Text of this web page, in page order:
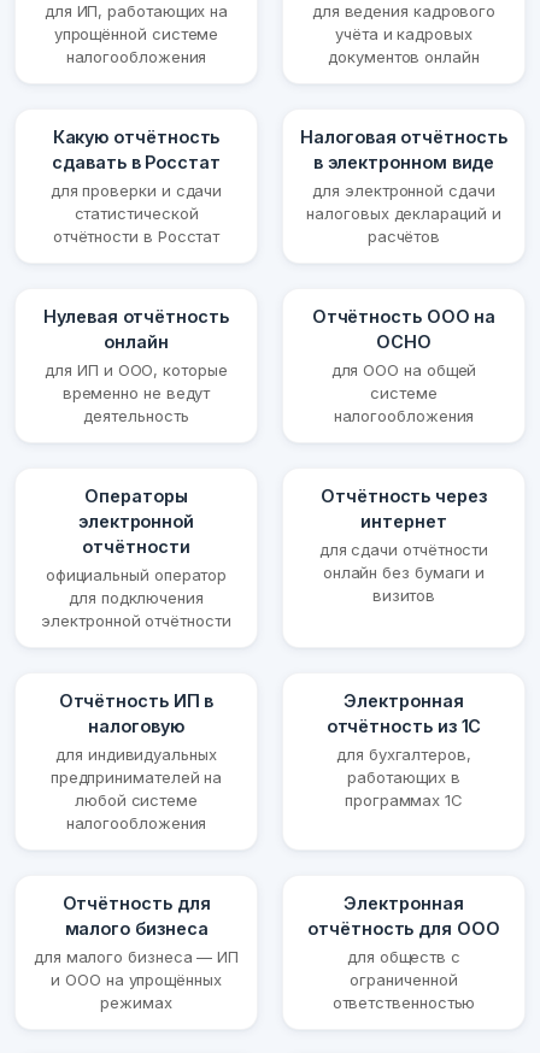
для ИП, работающих на
упрощённой системе
налогообложения
для ведения кадрового
учёта и кадровых
документов онлайн
Какую отчётность
сдавать в Росстат
для проверки и сдачи
статистической
отчётности в Росстат
Налоговая отчётность
в электронном виде
для электронной сдачи
налоговых деклараций и
расчётов
Нулевая отчётность
онлайн
для ИП и ООО, которые
временно не ведут
деятельность
Отчётность ООО на
ОСНО
для ООО на общей
системе
налогообложения
Операторы
электронной
отчётности
официальный оператор
для подключения
электронной отчётности
Отчётность через
интернет
для сдачи отчётности
онлайн без бумаги и
визитов
Отчётность ИП в
налоговую
для индивидуальных
предпринимателей на
любой системе
налогообложения
Электронная
отчётность из 1С
для бухгалтеров,
работающих в
программах 1С
Отчётность для
малого бизнеса
для малого бизнеса — ИП
и ООО на упрощённых
режимах
Электронная
отчётность для ООО
для обществ с
ограниченной
ответственностью